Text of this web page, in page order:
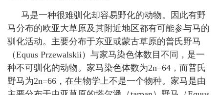
马是一种很难驯化却容易野化的动物。因此有野
马分布的欧亚大草原及其附近地区都有可能参与马的
驯化活动。主要分布于东亚或蒙古草原的普氏野马
（Equus Przewalskii ）与家马染色体数目不同，是一
种不可驯化的动物。家马染色体数为2n=64 ，而普氏
野马为2n=66 ，在生物学上不是一个物种。家马是由